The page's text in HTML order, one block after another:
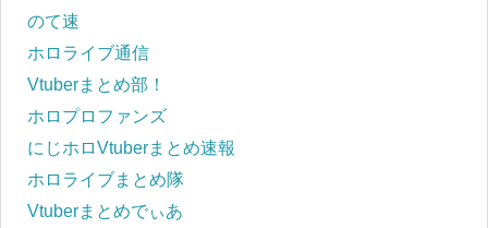
のて速
ホロライブ通信
Vtuberまとめ部！
ホロプロファンズ
にじホロVtuberまとめ速報
ホロライブまとめ隊
Vtuberまとめでぃあ